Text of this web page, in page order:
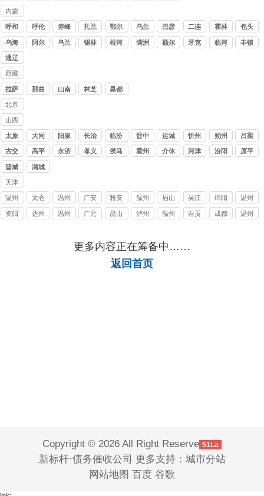
公司
内蒙
古讨
债公
司
呼和
浩特
呼伦
贝尔
赤峰
扎兰
屯
鄂尔
多斯
乌兰
察布
巴彦
淖尔
二连
浩特
霍林
郭勒
包头
乌海
阿尔
乌兰
锡林
根河
满洲
额尔
牙克
临河 丰镇
通辽
西藏
讨债
公司
拉萨 那曲 山南 林芝 昌都
北京
讨债
公司
山西
讨债
公司
太原 大同 阳泉 长治 临汾 晋中 运城 忻州 朔州 吕梁
古交 高平 永济 孝义 侯马 霍州 介休 河津 汾阳 原平
晋城 潞城
天津
讨债
公司
温州
乐清
太仓
讨债
温州
瑞安
广安
讨债
雅安
讨债
温州
泰顺
眉山
讨债
吴江
讨债
绵阳
讨债
温州
文成
资阳
达州
温州
广元
昆山
泸州
温州
公司
自贡
成都
温州
更多内容正在筹备中……
返回首页
Copyright © 2026 All Right Reserve 51La
新标杆·债务催收公司 更多支持： 城市分站
网站地图
百度 谷歌